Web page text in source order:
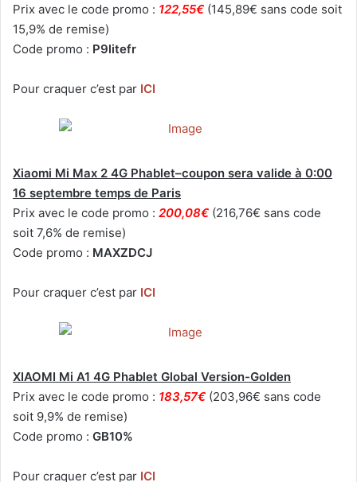
Prix avec le code promo : 122,55€ (145,89€ sans code soit
15,9% de remise)
Code promo : P9litefr
Pour craquer c’est par ICI
Xiaomi Mi Max 2 4G Phablet–coupon sera valide à 0:00
16 septembre temps de Paris
Prix avec le code promo : 200,08€ (216,76€ sans code
soit 7,6% de remise)
Code promo : MAXZDCJ
Pour craquer c’est par ICI
XIAOMI Mi A1 4G Phablet Global Version-Golden
Prix avec le code promo : 183,57€ (203,96€ sans code
soit 9,9% de remise)
Code promo : GB10%
Pour craquer c’est par ICI